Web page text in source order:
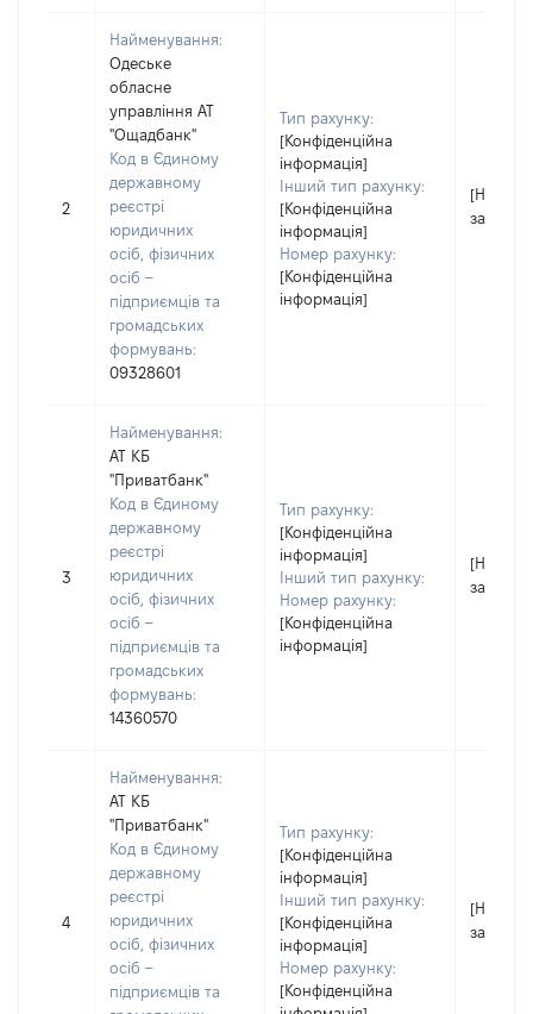
2
Найменування:
Одеське
обласне
управління АТ
"Ощадбанк"
Код в Єдиному
державному
реєстрі
юридичних
осіб, фізичних
осіб –
підприємців та
громадських
формувань:
09328601
Тип рахунку:
[Конфіденційна
інформація]
Інший тип рахунку:
[Конфіденційна
інформація]
Номер рахунку:
[Конфіденційна
інформація]
[Не
3
Найменування:
АТ КБ
"Приватбанк"
Код в Єдиному
державному
реєстрі
юридичних
осіб, фізичних
осіб –
підприємців та
громадських
формувань:
14360570
Тип рахунку:
[Конфіденційна
інформація]
Інший тип рахунку:
Номер рахунку:
[Конфіденційна
інформація]
[Не
4
Найменування:
АТ КБ
"Приватбанк"
Код в Єдиному
державному
реєстрі
юридичних
осіб, фізичних
осіб –
підприємців та
Тип рахунку:
[Конфіденційна
інформація]
Інший тип рахунку:
[Конфіденційна
інформація]
Номер рахунку:
[Конфіденційна
[Не